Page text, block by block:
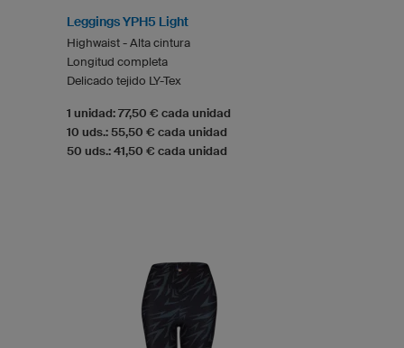
Leggings YPH5 Light
Highwaist - Alta cintura
Longitud completa
Delicado tejido LY-Tex
1 unidad: 77,50 € cada unidad
10 uds.: 55,50 € cada unidad
50 uds.: 41,50 € cada unidad